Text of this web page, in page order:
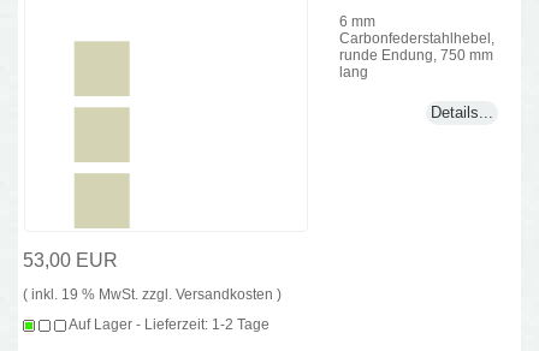
6 mm
Carbonfederstahlhebel,
runde Endung, 750 mm
lang
Details...
53,00 EUR
( inkl. 19 % MwSt. zzgl.Versandkosten )
Auf Lager - Lieferzeit: 1-2 Tage